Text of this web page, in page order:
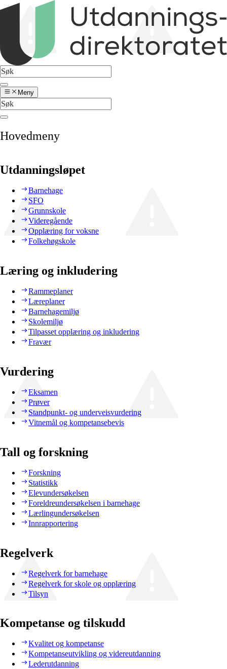
Meny
Hovedmeny
Utdanningsløpet
Barnehage
SFO
Grunnskole
Videregående
Opplæring for voksne
Folkehøgskole
Læring og inkludering
Rammeplaner
Læreplaner
Barnehagemiljø
Skolemiljø
Tilpasset opplæring og inkludering
Fravær
Vurdering
Eksamen
Prøver
Standpunkt- og underveisvurdering
Vitnemål og kompetansebevis
Tall og forskning
Forskning
Statistikk
Elevundersøkelsen
Foreldreundersøkelsen i barnehage
Lærlingundersøkelsen
Innrapportering
Regelverk
Regelverk for barnehage
Regelverk for skole og opplæring
Tilsyn
Kompetanse og tilskudd
Kvalitet og kompetanse
Kompetanseutvikling og videreutdanning
Lederutdanning